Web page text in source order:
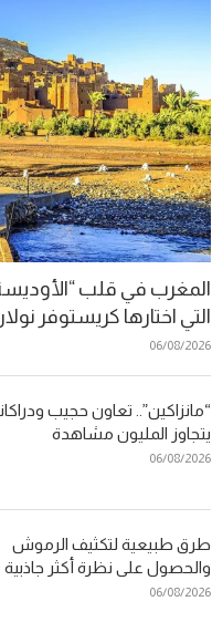
المغرب في قلب
التي اختارها كريستوفر
06/08/2026
“مانزاكين”.. تعاون حجيب
يتجاوز المليون مشاهدة
06/08/2026
طرق طبيعية لتكثيف الرموش
والحصول على نظرة أكثر جاذبية
06/08/2026